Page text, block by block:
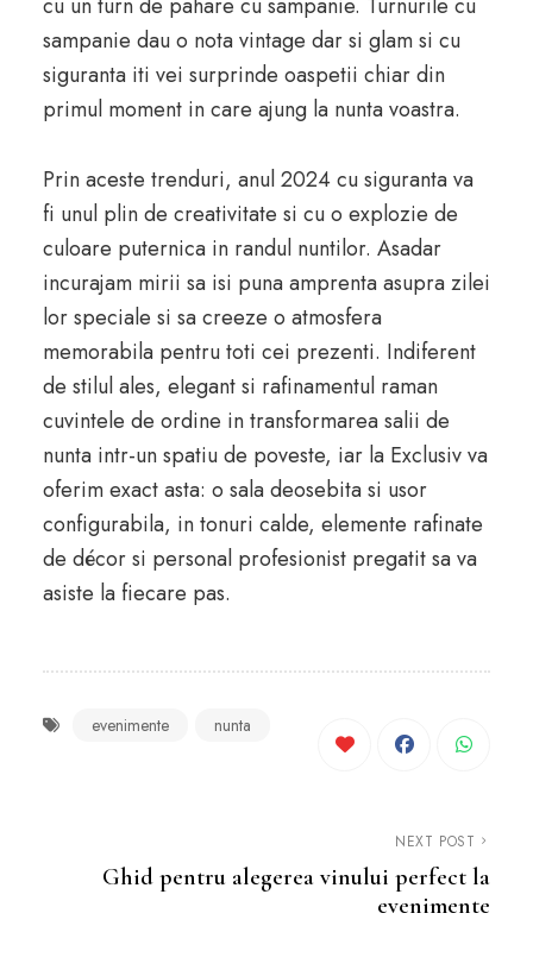
sampanie dau o nota vintage dar si glam si cu
siguranta iti vei surprinde oaspetii chiar din
primul moment in care ajung la nunta voastra.
Prin aceste trenduri, anul 2024 cu siguranta va
fi unul plin de creativitate si cu o explozie de
culoare puternica in randul nuntilor. Asadar
incurajam mirii sa isi puna amprenta asupra zilei
lor speciale si sa creeze o atmosfera
memorabila pentru toti cei prezenti. Indiferent
de stilul ales, elegant si rafinamentul raman
cuvintele de ordine in transformarea salii de
nunta intr-un spatiu de poveste, iar la Exclusiv va
oferim exact asta: o sala deosebita si usor
configurabila, in tonuri calde, elemente rafinate
de décor si personal profesionist pregatit sa va
asiste la fiecare pas.
evenimente nunta
NEXT POST
Ghid pentru alegerea vinului perfect la
evenimente